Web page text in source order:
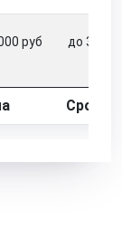
руб до 31
Срок